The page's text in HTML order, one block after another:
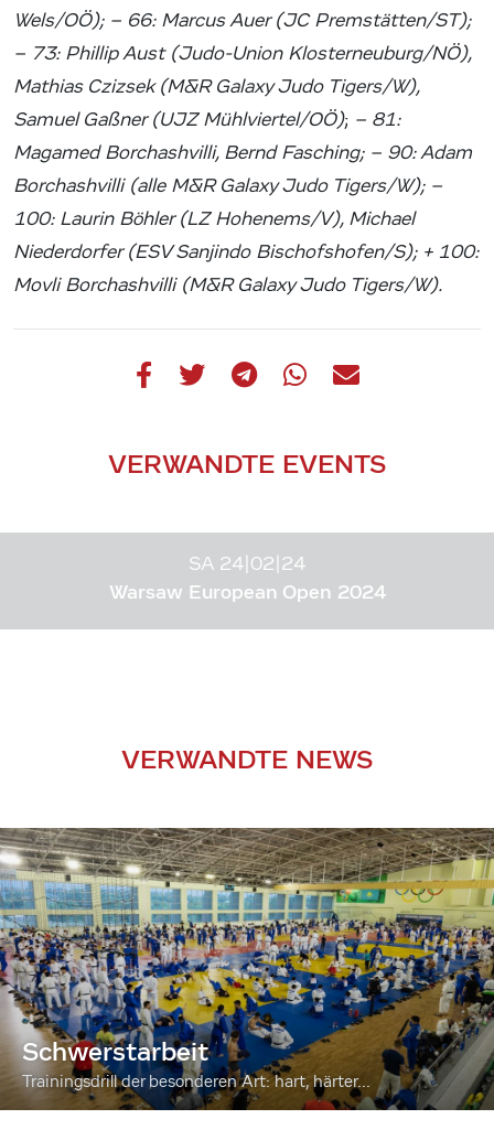
Wels/OÖ); – 66: Marcus Auer (JC Premstätten/ST);
– 73: Phillip Aust (Judo-Union Klosterneuburg/NÖ),
Mathias Czizsek (M&R Galaxy Judo Tigers/W),
Samuel Gaßner (UJZ Mühlviertel/OÖ); – 81:
Magamed Borchashvilli, Bernd Fasching; – 90: Adam
Borchashvilli (alle M&R Galaxy Judo Tigers/W); –
100: Laurin Böhler (LZ Hohenems/V), Michael
Niederdorfer (ESV Sanjindo Bischofshofen/S); + 100:
Movli Borchashvilli (M&R Galaxy Judo Tigers/W).
VERWANDTE EVENTS
SA 24|02|24
Warsaw European Open 2024
VERWANDTE NEWS
Schwerstarbeit
Trainingsdrill der besonderen Art: hart, härter...